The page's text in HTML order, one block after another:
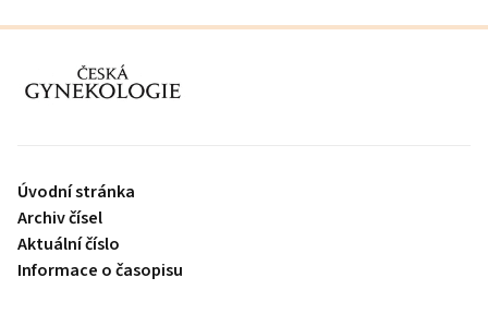
proLékaře.cz
Úvodní stránka
Archiv čísel
Aktuální číslo
Informace o časopisu